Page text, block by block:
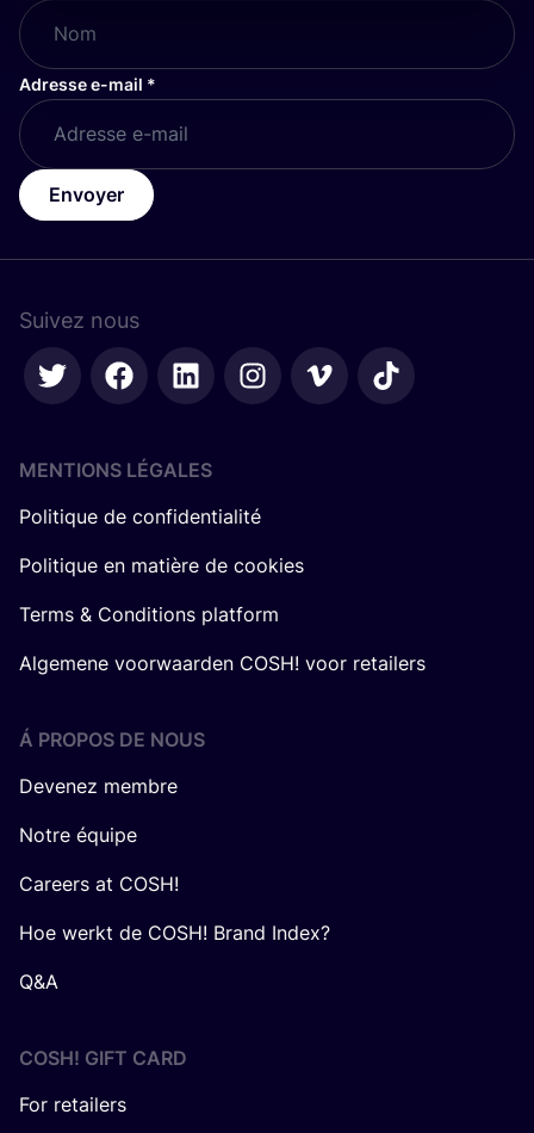
Adresse e-mail *
Envoyer
Suivez nous
MENTIONS LÉGALES
Politique de confidentialité
Politique en matière de cookies
Terms & Conditions platform
Algemene voorwaarden COSH! voor retailers
Á PROPOS DE NOUS
Devenez membre
Notre équipe
Careers at COSH!
Hoe werkt de COSH! Brand Index?
Q&A
COSH! GIFT CARD
For retailers